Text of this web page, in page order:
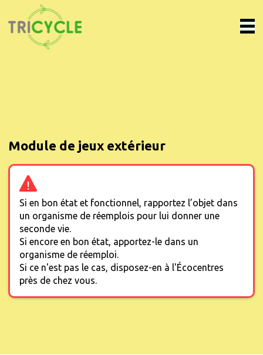
Module de jeux extérieur
Si en bon état et fonctionnel, rapportez l’objet dans
un organisme de réemplois pour lui donner une
seconde vie.
Si encore en bon état, apportez-le dans un
organisme de réemploi.
Si ce n'est pas le cas, disposez-en à l'Écocentres
près de chez vous.